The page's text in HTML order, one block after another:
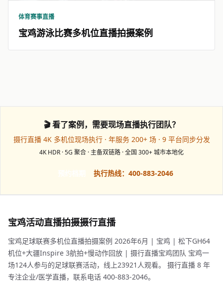
体育赛事直播
宝鸡游泳比赛多机位直播拍摄案例
🎬 看了案例，需要现场直播执行团队？
摄行直播 4K 多机位现场执行 · 年服务 200+ 场 · 9 平台同步分发
4K HDR · 5G 聚合 · 主备双链路 · 全国 300+ 城市本地化
执行热线：400-883-2046
宝鸡活动直播拍摄摄行直播
宝鸡足球联赛多机位直播拍摄案例 2026年6月 | 宝鸡 | 松下GH64
机位+大疆Inspire 3航拍+慢动作回放 | 摄行直播宝鸡团队 宝鸡一
场124人参与的足球联赛活动，线上23921人观看。 摄行直播 8 年
专注企业/医学直播，联系电话 400-883-2046。